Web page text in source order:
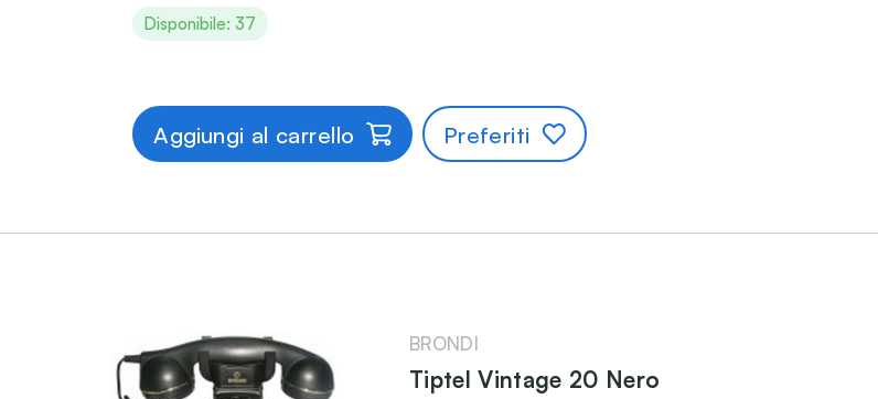
Disponibile: 37
Aggiungi al carrello Preferiti
BRONDI
Tiptel Vintage 20 Nero